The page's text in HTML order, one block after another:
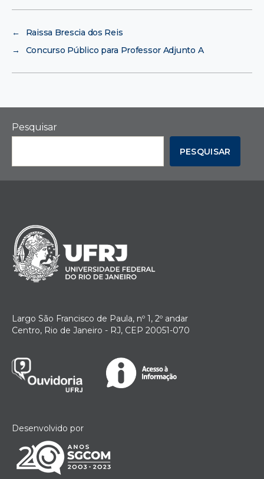
←
Raissa Brescia dos Reis
→
Concurso Público para Professor Adjunto A
Pesquisar
PESQUISAR
Largo São Francisco de Paula, nº 1, 2º andar
Centro, Rio de Janeiro - RJ, CEP 20051-070
Desenvolvido por